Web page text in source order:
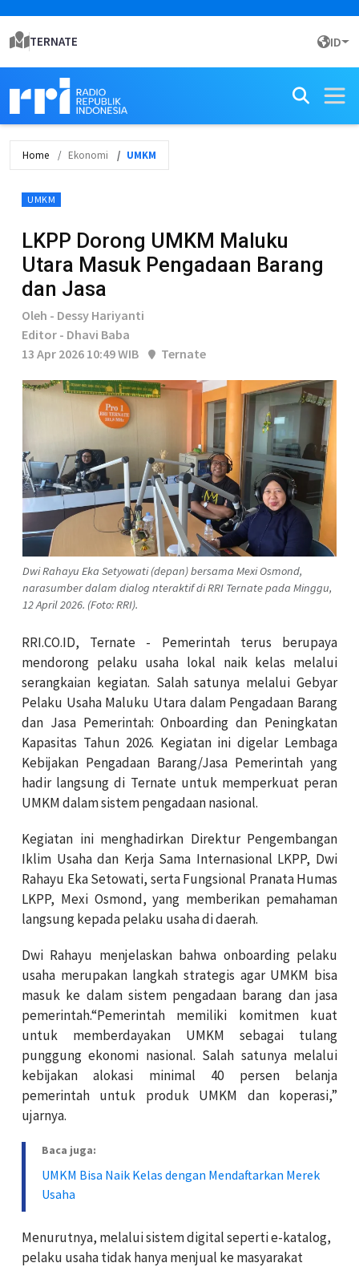
TERNATE ID
Home Ekonomi UMKM
UMKM
LKPP Dorong UMKM Maluku
Utara Masuk Pengadaan Barang
dan Jasa
Oleh - Dessy Hariyanti
Editor - Dhavi Baba
13 Apr 2026 10:49 WIB
Ternate
Dwi Rahayu Eka Setyowati (depan) bersama Mexi Osmond,
narasumber dalam dialog nteraktif di RRI Ternate pada Minggu,
12 April 2026. (Foto: RRI).
RRI.CO.ID, Ternate - Pemerintah terus berupaya
mendorong pelaku usaha lokal naik kelas melalui
serangkaian kegiatan. Salah satunya melalui Gebyar
Pelaku Usaha Maluku Utara dalam Pengadaan Barang
dan Jasa Pemerintah: Onboarding dan Peningkatan
Kapasitas Tahun 2026. Kegiatan ini digelar Lembaga
Kebijakan Pengadaan Barang/Jasa Pemerintah yang
hadir langsung di Ternate untuk memperkuat peran
UMKM dalam sistem pengadaan nasional.
Kegiatan ini menghadirkan Direktur Pengembangan
Iklim Usaha dan Kerja Sama Internasional LKPP, Dwi
Rahayu Eka Setowati, serta Fungsional Pranata Humas
LKPP, Mexi Osmond, yang memberikan pemahaman
langsung kepada pelaku usaha di daerah.
Dwi Rahayu menjelaskan bahwa onboarding pelaku
usaha merupakan langkah strategis agar UMKM bisa
masuk ke dalam sistem pengadaan barang dan jasa
pemerintah.“Pemerintah memiliki komitmen kuat
untuk memberdayakan UMKM sebagai tulang
punggung ekonomi nasional. Salah satunya melalui
kebijakan alokasi minimal 40 persen belanja
pemerintah untuk produk UMKM dan koperasi,”
ujarnya.
Baca juga:
UMKM Bisa Naik Kelas dengan Mendaftarkan Merek
Usaha
Menurutnya, melalui sistem digital seperti e-katalog,
pelaku usaha tidak hanya menjual ke masyarakat